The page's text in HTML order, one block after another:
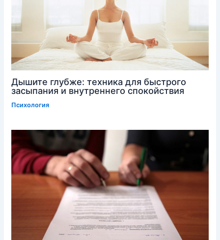
Дышите глубже: техника для быстрого
засыпания и внутреннего спокойствия
Психология